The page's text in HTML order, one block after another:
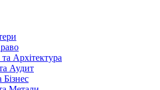
Архітектура
Аудит
Бізнес